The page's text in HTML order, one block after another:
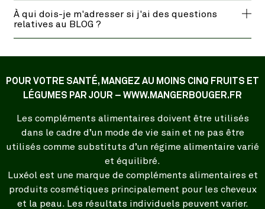
À qui dois-je m'adresser si j'ai des questions
relatives au BLOG ?
POUR VOTRE SANTÉ, MANGEZ AU MOINS CINQ FRUITS ET
LÉGUMES PAR JOUR – WWW.MANGERBOUGER.FR
Les compléments alimentaires doivent être utilisés
dans le cadre d’un mode de vie sain et ne pas être
utilisés comme substituts d’un régime alimentaire varié
et équilibré.
Luxéol est une marque de compléments alimentaires et
produits cosmétiques principalement pour les cheveux
et la peau. Les résultats individuels peuvent varier.